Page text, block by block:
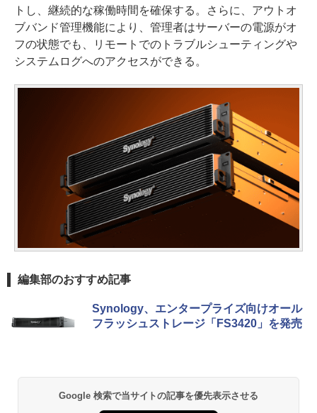
トし、継続的な稼働時間を確保する。さらに、アウトオ
ブバンド管理機能により、管理者はサーバーの電源がオ
フの状態でも、リモートでのトラブルシューティングや
システムログへのアクセスができる。
編集部のおすすめ記事
Synology、エンタープライズ向けオール
フラッシュストレージ「FS3420」を発売
Google 検索で当サイトの記事を優先表示させる